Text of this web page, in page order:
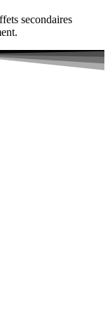
secondaires